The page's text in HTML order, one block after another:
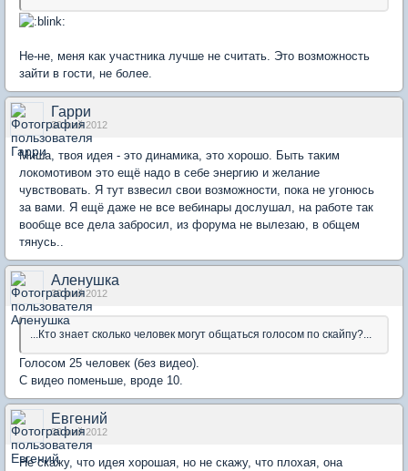
Не-не, меня как участника лучше не считать. Это возможность
зайти в гости, не более.
Гарри
30 май 2012
Миша, твоя идея - это динамика, это хорошо. Быть таким
локомотивом это ещё надо в себе энергию и желание
чувствовать. Я тут взвесил свои возможности, пока не угонюсь
за вами. Я ещё даже не все вебинары дослушал, на работе так
вообще все дела забросил, из форума не вылезаю, в общем
тянусь..
Аленушка
30 май 2012
...Кто знает сколько человек могут общаться голосом по скайпу?...
Голосом 25 человек (без видео).
С видео поменьше, вроде 10.
Евгений
30 май 2012
Не скажу, что идея хорошая, но не скажу, что плохая, она